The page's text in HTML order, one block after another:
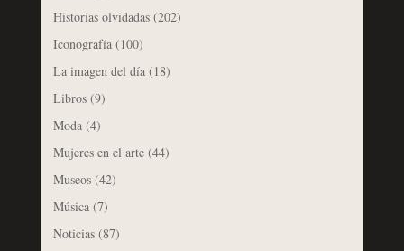
Historias olvidadas(202)
Iconografía(100)
La imagen del día(18)
Libros(9)
Moda(4)
Mujeres en el arte(44)
Museos(42)
Música(7)
Noticias(87)